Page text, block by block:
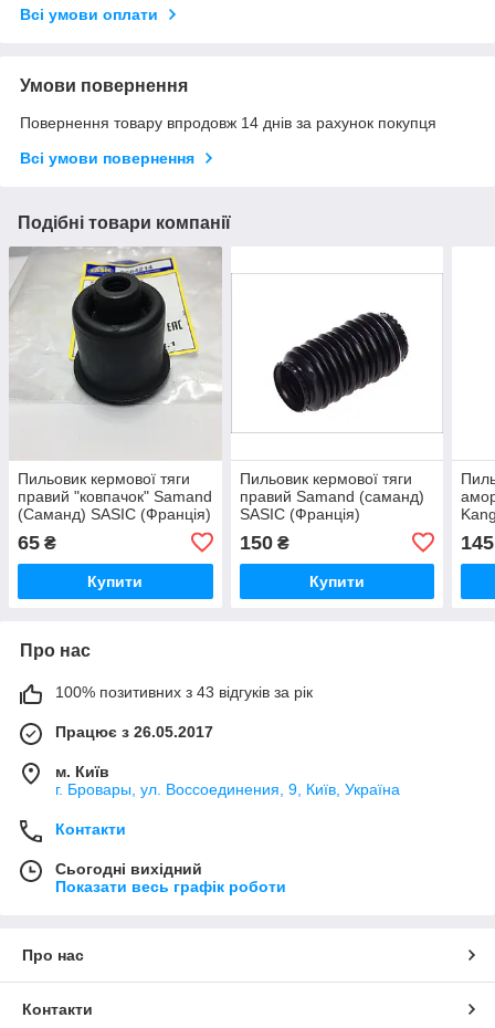
Всі умови оплати
Умови повернення
Повернення товару впродовж 14 днів за рахунок покупця
Всі умови повернення
Подібні товари компанії
Пильовик кермової тяги
правий "ковпачок" Samand
(Саманд) SASIC (Франція)
65 ₴
Купити
Пильовик кермової тяги
правий Samand (саманд)
SASIC (Франція)
150₴
Купити
145
Про нас
100% позитивних з 43 відгуків за рік
Працює з 26.05.2017
м. Київ
г. Бровары, ул. Воссоединения, 9, Київ, Україна
Контакти
Сьогодні вихідний
Показати весь графік роботи
Про нас
Контакти